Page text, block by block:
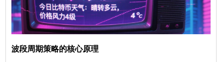
波段周期策略的核心原理